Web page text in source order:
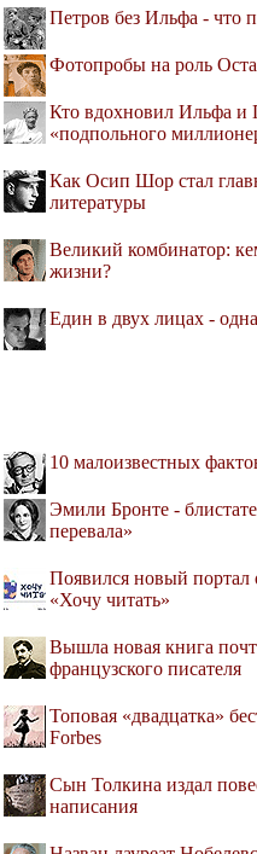
Петров без Ильфа - что
Фотопробы на роль
Кто вдохновил Ильфа и
«подпольного
Как Осип Шор стал
литературы
Великий комбинатор:
жизни?
Един в двух лицах -
10 малоизвестных
Эмили Бронте -
перевала»
Появился новый
«Хочу читать»
Вышла новая книга
французского писателя
Топовая «двадцатка»
Forbes
Сын Толкина издал
написания